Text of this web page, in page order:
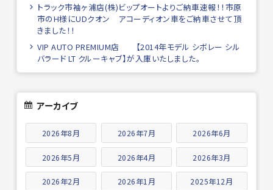
トラック市袖ヶ浦店(株)ビップオートよりご納車速報！！市原
市のH様にUDクオン アコーディオン車をご納車させて頂
きました！！
VIP AUTO PREMIUM店 【2014年モデル シボレー シル
バラード LT クルーキャブ】が入庫いたしました。
アーカイブ
2026年8月 2026年7月 2026年6月
2026年5月 2026年4月 2026年3月
2026年2月 2026年1月 2025年12月